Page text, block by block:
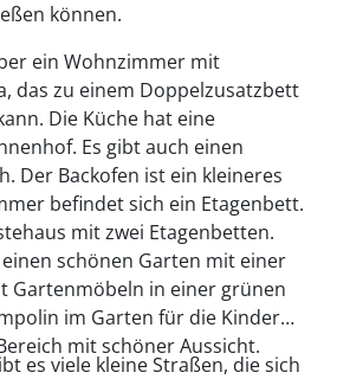
können.
ein Wohnzimmer mit
das zu einem Doppelzusatzbett
Die Küche hat eine
Es gibt auch einen
Der Backofen ist ein kleineres
befindet sich ein Etagenbett.
mit zwei Etagenbetten.
schönen Garten mit einer
Gartenmöbeln in einer grünen
im Garten für die Kinder
mit schöner Aussicht.
es viele kleine Straßen, die sich